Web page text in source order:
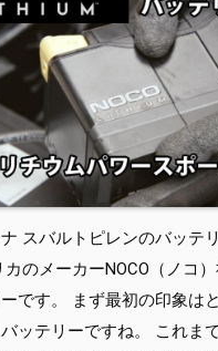
スバルトピレンのバッテ
カのメーカーNOCO（ノコ
です。 まず最初の印象は
ッテリーですね。 これま